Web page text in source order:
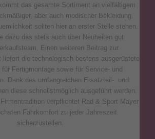
das gesamte Sortiment an vielfältigem
aber auch modischer Bekleidung.
sollten hier an erster Stelle stehen.
dazu das stets auch über Neuheiten gut
Einen weiteren Beitrag zur
liefert die technologisch bestens ausgerüstete
Fertigmontage sowie für Service- und
Dank des umfangreichen Ersatzteil- und
diese schnellstmöglich ausgeführt werden.
verpflichtet Rad & Sport Mayer
Fahrkomfort zu jeder Jahreszeit
sicherzustellen.